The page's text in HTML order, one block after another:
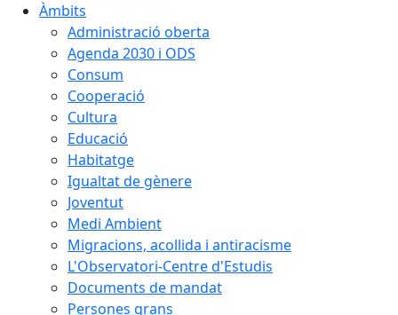
Àmbits
Administració oberta
Agenda 2030 i ODS
Consum
Cooperació
Cultura
Educació
Habitatge
Igualtat de gènere
Joventut
Medi Ambient
Migracions, acollida i antiracisme
L'Observatori-Centre d'Estudis
Documents de mandat
Persones grans